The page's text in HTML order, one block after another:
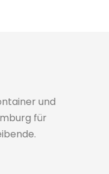
und
für